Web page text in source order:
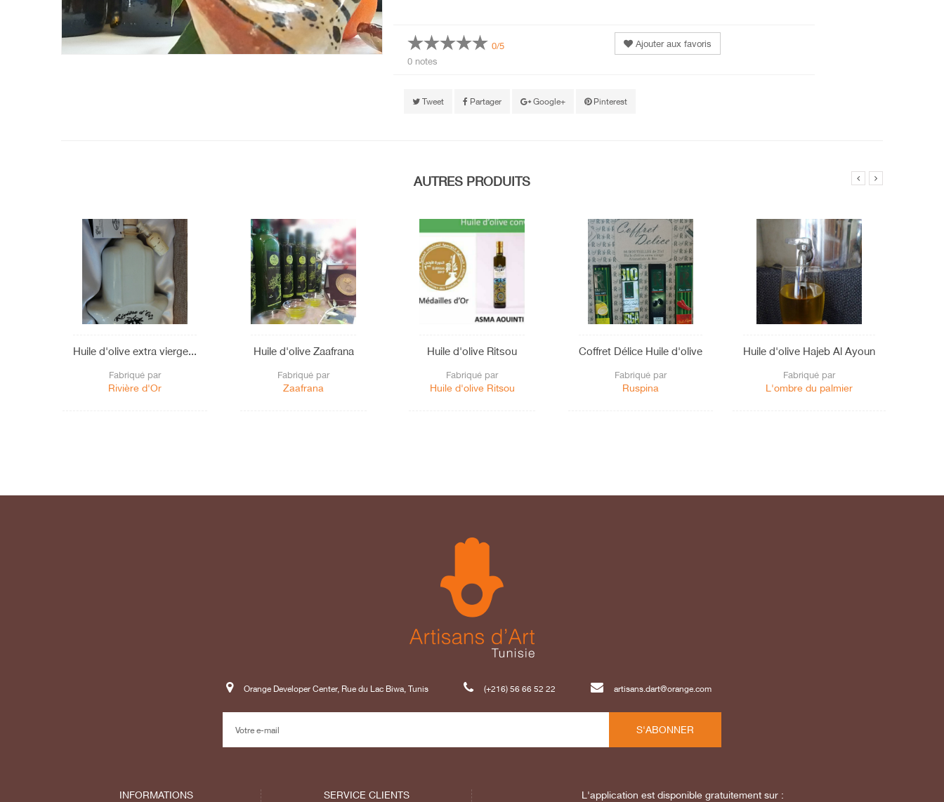
0/5
Ajouter aux favoris
0 notes
Tweet Partager Google+ Pinterest
AUTRES PRODUITS
Huile d'olive extra vierge...
Fabriqué par
Rivière d'Or
Huile d'olive Zaafrana
Fabriqué par
Zaafrana
Huile d'olive Ritsou
Fabriqué par
Huile d'olive Ritsou
Coffret Délice Huile d'olive
Fabriqué par
Ruspina
Huile d'olive Hajeb Al Ayoun
Fabriqué par
L'ombre du palmier
Orange Developer Center, Rue du Lac Biwa, Tunis (+216) 56 66 52 22 artisans.dart@orange.com
S'ABONNER
INFORMATIONS SERVICE CLIENTS L'application est disponible gratuitement sur :